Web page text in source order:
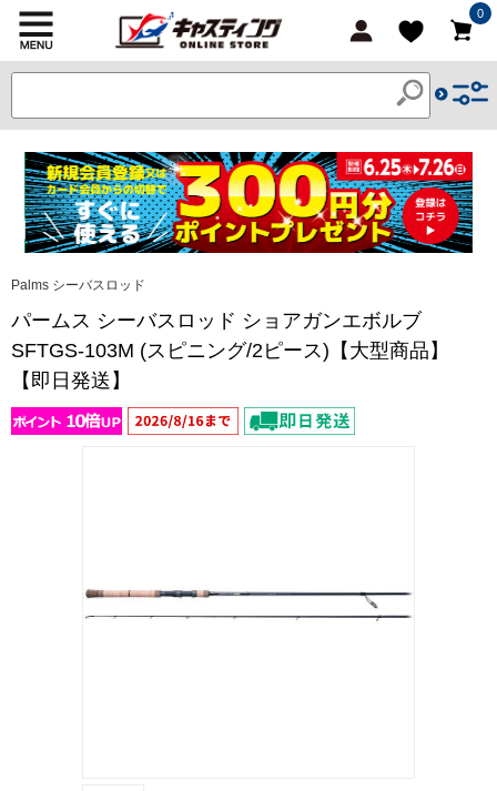
0
Palms シーバスロッド
パームス シーバスロッド ショアガンエボルブ
SFTGS-103M (スピニング/2ピース)【大型商品】
【即日発送】